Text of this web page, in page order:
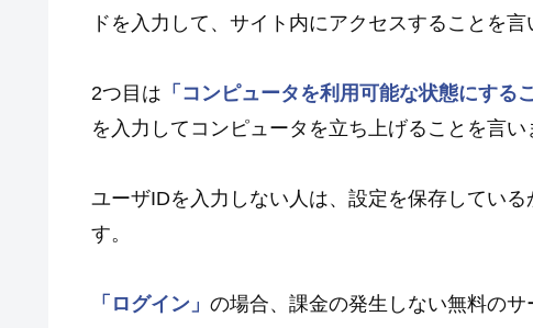
ドを入力して、サイト内にアクセスすることを言
2つ目は 「コンピュータを利用可能な状態にするこ
を入力してコンピュータを立ち上げることを言い
ユーザIDを入力しない人は、設定を保存してい
す。
「ログイン」 の場合、課金の発生しない無料の